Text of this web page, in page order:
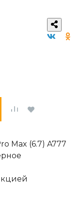
Max (6.7) A777